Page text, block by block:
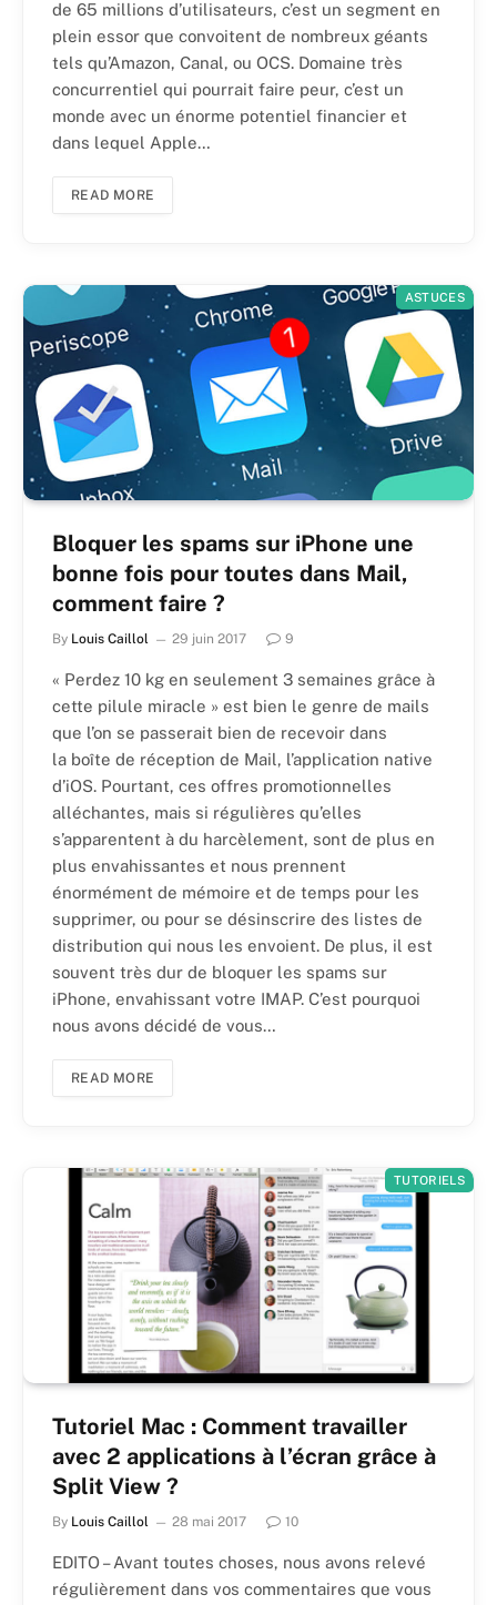
de 65 millions d’utilisateurs, c’est un segment en
plein essor que convoitent de nombreux géants
tels qu’Amazon, Canal, ou OCS. Domaine très
concurrentiel qui pourrait faire peur, c’est un
monde avec un énorme potentiel financier et
dans lequel Apple…
READ MORE
ASTUCES
Bloquer les spams sur iPhone une
bonne fois pour toutes dans Mail,
comment faire ?
By Louis Caillol 29 juin 2017 9
« Perdez 10 kg en seulement 3 semaines grâce à
cette pilule miracle » est bien le genre de mails
que l’on se passerait bien de recevoir dans
la boîte de réception de Mail, l’application native
d’iOS. Pourtant, ces offres promotionnelles
alléchantes, mais si régulières qu’elles
s’apparentent à du harcèlement, sont de plus en
plus envahissantes et nous prennent
énormément de mémoire et de temps pour les
supprimer, ou pour se désinscrire des listes de
distribution qui nous les envoient. De plus, il est
souvent très dur de bloquer les spams sur
iPhone, envahissant votre IMAP. C’est pourquoi
nous avons décidé de vous…
READ MORE
TUTORIELS
Tutoriel Mac : Comment travailler
avec 2 applications à l’écran grâce à
Split View ?
By Louis Caillol 28 mai 2017 10
EDITO – Avant toutes choses, nous avons relevé
régulièrement dans vos commentaires que vous